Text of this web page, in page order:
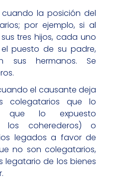
la posición del
por ejemplo, si al
tres hijos, cada uno
puesto de su padre,
sus hermanos. Se
el causante deja
colegatarios que lo
que lo expuesto
los coherederos) o
legados a favor de
no son colegatarios,
legatario de los bienes